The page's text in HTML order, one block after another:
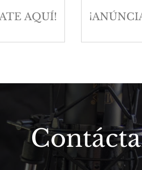
AQUÍ!